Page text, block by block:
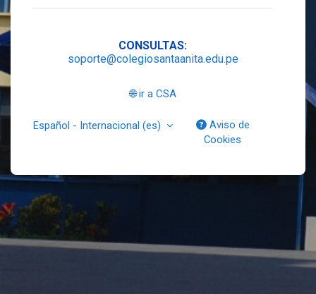
CONSULTAS:
soporte@colegiosantaanita.edu.pe
🌐 ir a CSA
Español - Internacional ‎(es)‎
Aviso de
Cookies